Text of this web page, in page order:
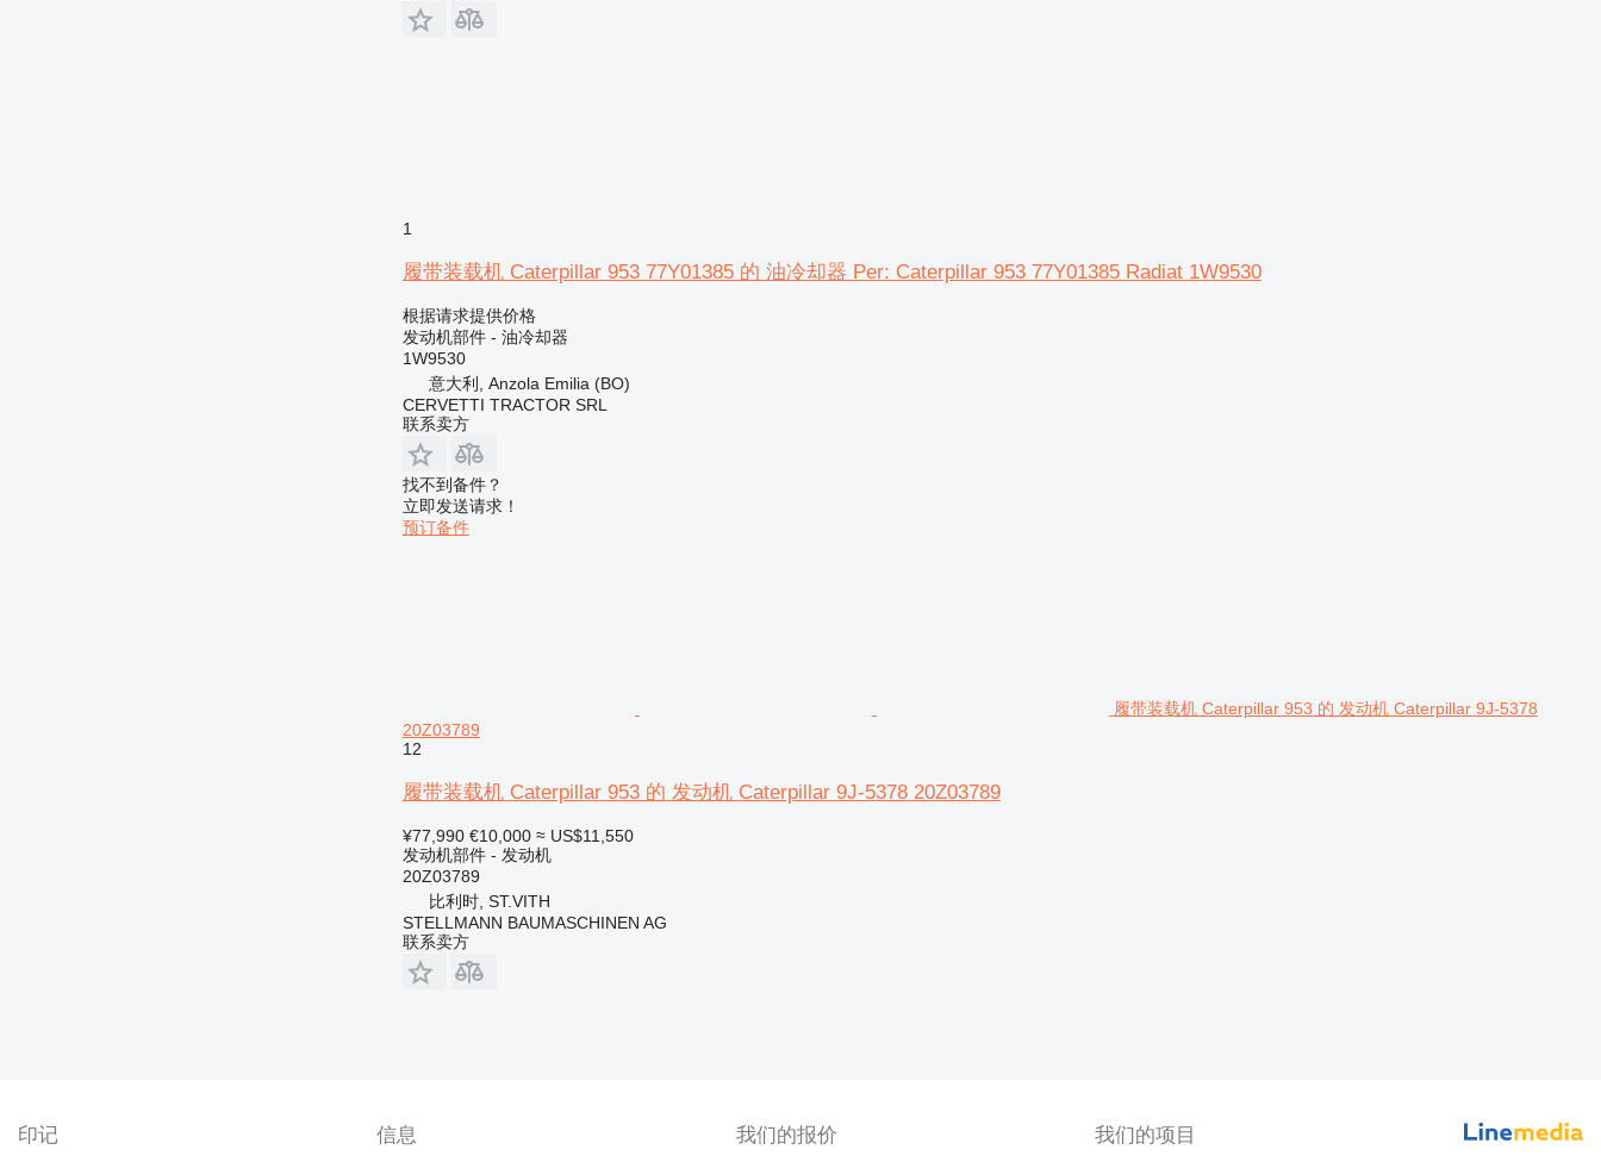
1
履带装载机 Caterpillar 953 77Y01385 的 油冷却器 Per: Caterpillar 953 77Y01385 Radiat 1W9530
根据请求提供价格
发动机部件 - 油冷却器
1W9530
意大利, Anzola Emilia (BO)
CERVETTI TRACTOR SRL
联系卖方
找不到备件？
立即发送请求！
预订备件
履带装载机 Caterpillar 953 的 发动机 Caterpillar 9J-5378
20Z03789
12
履带装载机 Caterpillar 953 的 发动机 Caterpillar 9J-5378 20Z03789
¥77,990 €10,000 ≈ US$11,550
发动机部件 - 发动机
20Z03789
比利时, ST.VITH
STELLMANN BAUMASCHINEN AG
联系卖方
印记 信息 我们的报价 我们的项目